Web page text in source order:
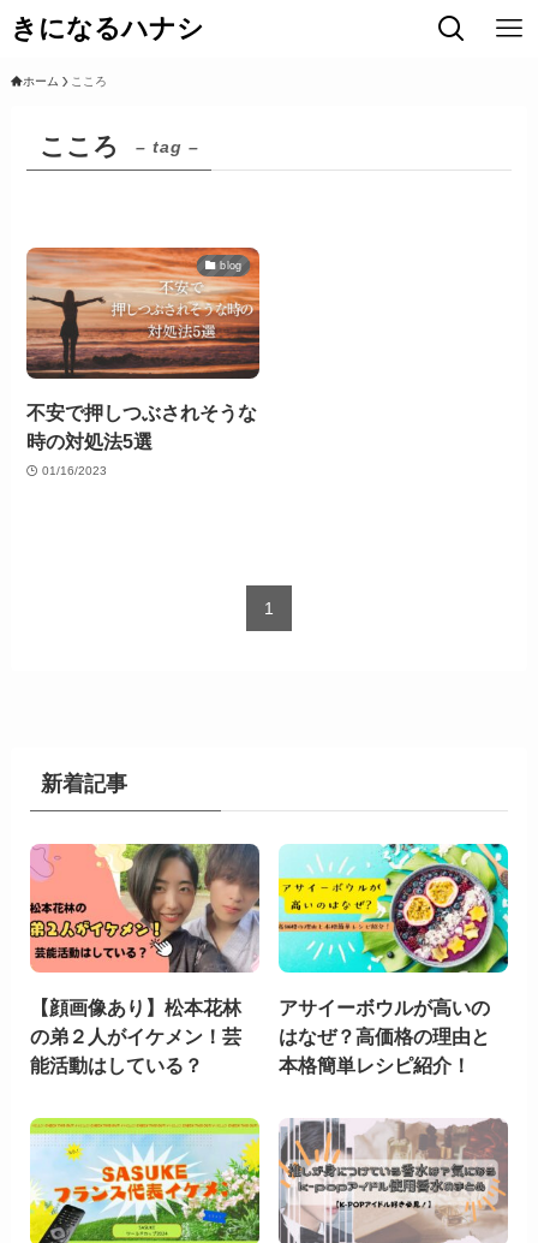
きになるハナシ
ホーム こころ
こころ – tag –
blog
不安で押しつぶされそうな
時の対処法5選
01/16/2023
1
新着記事
【顔画像あり】松本花林
の弟２人がイケメン！芸
能活動はしている？
アサイーボウルが高いの
はなぜ？高価格の理由と
本格簡単レシピ紹介！